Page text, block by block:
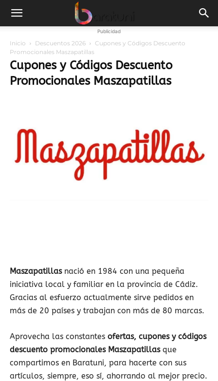
Publicidad
Inicio Descuentos 2026
Cupones y Códigos Descuento
Promocionales Maszapatillas
Cupones y Códigos Descuento
Promocionales Maszapatillas
Maszapatillasnació en 1984 con una pequeña
iniciativa local y familiar en la provincia de Cádiz.
Gracias al esfuerzo actualmente sirve pedidos en
más de 20 países y trabajan con más de 80 marcas.
Aprovecha las constantes ofertas, cupones y códigos
descuento promocionales Maszapatillas que
compartimos en Baratuni, para hacerte con sus
artículos, siempre, eso sí, ahorrando al mejor precio.